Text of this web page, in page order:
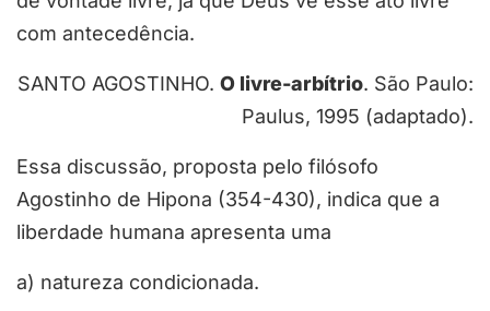
com antecedência.
SANTO AGOSTINHO. O livre-arbítrio. São Paulo:
Paulus, 1995 (adaptado).
Essa discussão, proposta pelo filósofo
Agostinho de Hipona (354-430), indica que a
liberdade humana apresenta uma
a) natureza condicionada.